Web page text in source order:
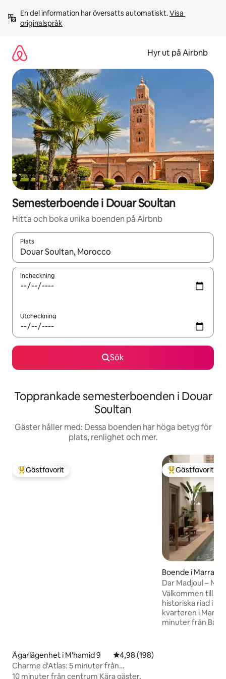
innehåll
En del information har översatts automatiskt. Visa
originalspråk
Hyr ut på Airbnb
Semesterboende i Douar Soultan
Hitta och boka unika boenden på Airbnb
Plats
När resultaten är tillgängliga kan du navigera med upp- och
Incheckning
Utcheckning
Sök
Topprankade semesterboenden i Douar
Soultan
Gäster håller med: Dessa boenden har höga betyg för
plats, renlighet och mer.
Populär gästfavorit
Gästfavorit
Ägarlägenhet i M'hamid 9 4,98 av 5 i genomsnittligt
4,98 (198)
Charme d'Atlas: 5 minuter från
flygplatsen
10 minuter från centrum Kära gäster,
Populär
Gästfavorit
Boende i
Dar Madjoul – Nyhet!
öppningspriser!
Välkommen till
historiska riad i
kvarteren i
minuter från